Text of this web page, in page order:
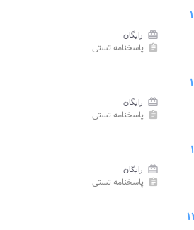
card_giftcard رایگان
assignment پاسخنامه تستی
card_giftcard رایگان
assignment پاسخنامه تستی
card_giftcard رایگان
assignment پاسخنامه تستی